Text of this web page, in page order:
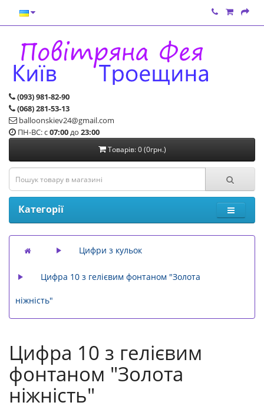
(093) 981-82-90
(068) 281-53-13
balloonskiev24@gmail.com
ПН-ВС: с07:00до 23:00
Товарів: 0 (0грн.)
Категорії
Цифри з кульок
Цифра 10 з гелієвим фонтаном "Золота
ніжність"
Цифра 10 з гелієвим
фонтаном "Золота
ніжність"